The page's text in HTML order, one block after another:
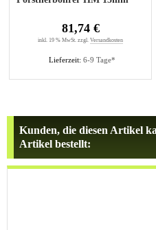
Lieferzeit: 6-9 Tage*
81,74 €
inkl. 19 % MwSt. zzgl. Versandkosten
Kunden, die diesen Artikel
Artikel bestellt: